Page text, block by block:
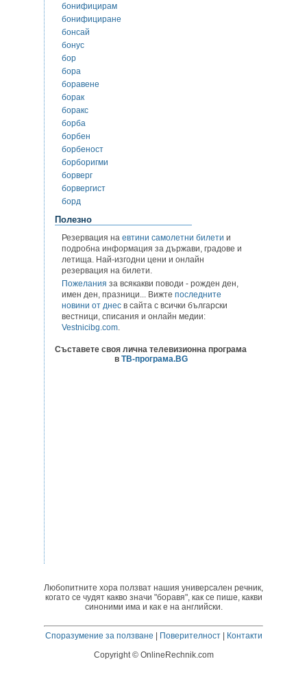
бонифицирам
бонифициране
бонсай
бонус
бор
бора
боравене
борак
боракс
борба
борбен
борбеност
борборигми
борверг
борвергист
борд
Полезно
Резервация на евтини самолетни билети и
подробна информация за държави, градове и
летища. Най-изгодни цени и онлайн
резервация на билети.
Пожелания за всякакви поводи - рожден ден,
имен ден, празници... Вижте последните
новини от днес в сайта с всички български
вестници, списания и онлайн медии:
Vestnicibg.com.
Съставете своя лична телевизионна програма
в ТВ-програма.BG
Любопитните хора ползват нашия универсален речник,
когато се чудят какво значи "боравя", как се пише, какви
синоними има и как е на английски.
Споразумение за ползване Поверителност|
Контакти
Copyright © OnlineRechnik.com